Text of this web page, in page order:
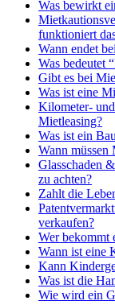
Was bewirkt
funktioniert
Wann endet
Was bedeutet
Gibt es bei
Was ist eine
Kilometer-
Mietleasing?
Was ist ein
Wann müssen
Glasschaden
zu achten?
Zahlt die
verkaufen?
Wer bekommt
Wann ist eine
Kann
Was ist die
Wie wird ein